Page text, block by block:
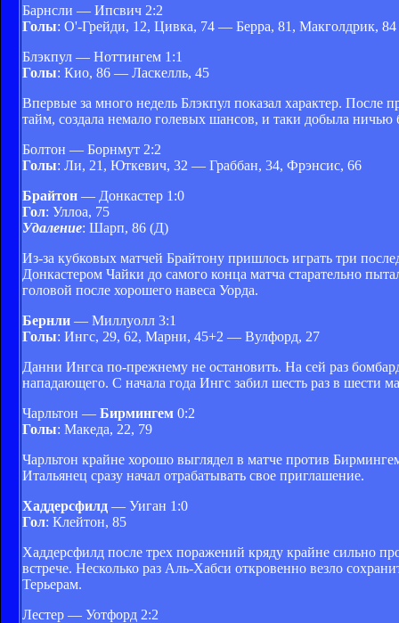
Барнсли — Ипсвич 2:2
Голы: О'-Грейди, 12, Цивка, 74 — Берра, 81, Макголдрик, 84
Блэкпул — Ноттингем 1:1
Голы: Кио, 86 — Ласкелль, 45
Впервые за много недель Блэкпул показал характер. После
тайм, создала немало голевых шансов, и таки добыла
Болтон — Борнмут 2:2
Голы: Ли, 21, Юткевич, 32 — Граббан, 34, Фрэнсис, 66
Брайтон — Донкастер 1:0
Гол: Уллоа, 75
Удаление: Шарп, 86 (Д)
Из-за кубковых матчей Брайтону пришлось играть три
Донкастером Чайки до самого конца матча старательно
головой после хорошего навеса Уорда.
Бернли — Миллуолл 3:1
Голы: Ингс, 29, 62, Марни, 45+2 — Вулфорд, 27
Данни Ингса по-прежнему не остановить. На сей раз
нападающего. С начала года Ингс забил шесть раз в шести
Чарльтон — Бирмингем 0:2
Голы: Македа, 22, 79
Чарльтон крайне хорошо выглядел в матче против
Итальянец сразу начал отрабатывать свое приглашение.
Хаддерсфилд — Уиган 1:0
Гол: Клейтон, 85
Хаддерсфилд после трех поражений кряду крайне сильно
встрече. Несколько раз Аль-Хабси откровенно везло
Терьерам.
Лестер — Уотфорд 2:2